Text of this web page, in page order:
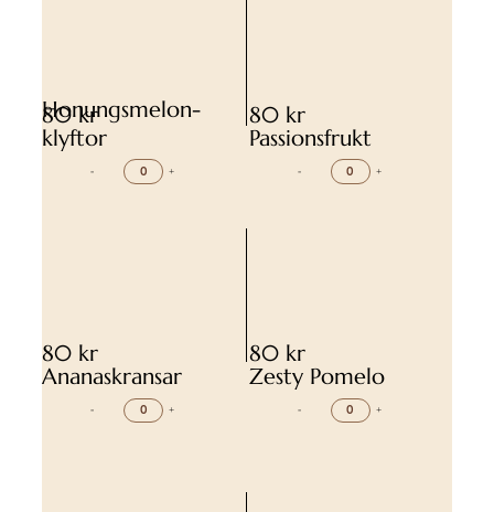
80 kr
Honungsmelon-
klyftor
- +
80 kr
Passionsfrukt
- +
80 kr
Ananaskransar
- +
80 kr
Zesty Pomelo
- +